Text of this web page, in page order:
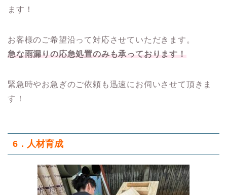
ます！
お客様のご希望沿って対応させていただきます。
急な雨漏りの応急処置のみも承っております！
緊急時やお急ぎのご依頼も迅速にお伺いさせて頂きま
す！
6．人材育成